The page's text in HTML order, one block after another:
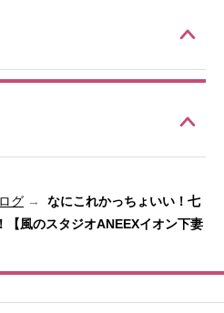
グ
なにこれかっちょいい！七
【風のスタジオANEEXイオン下妻